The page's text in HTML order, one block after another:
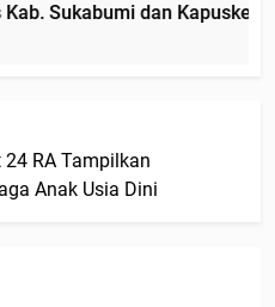
Sukabumi dan
24 RA Tampilkan
Anak Usia Dini